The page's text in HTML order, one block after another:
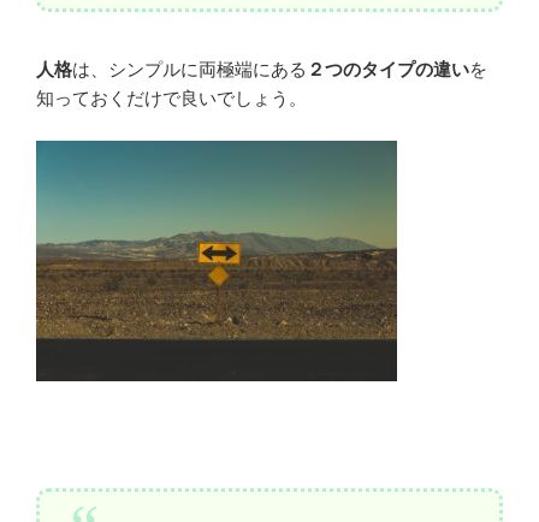
人格は、シンプルに両極端にある ２つのタイプの違いを
知っておくだけで良いでしょう。